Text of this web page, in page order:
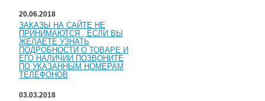
20.06.2018
ЗАКАЗЫ НА САЙТЕ НЕ
ПРИНИМАЮТСЯ , ЕСЛИ ВЫ
ЖЕЛАЕТЕ УЗНАТЬ
ПОДРОБНОСТИ О ТОВАРЕ И
ЕГО НАЛИЧИИ ПОЗВОНИТЕ
ПО УКАЗАННЫМ НОМЕРАМ
ТЕЛЕФОНОВ
03.03.2018